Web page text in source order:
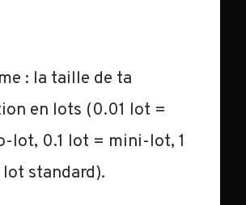
: la taille de ta
en lots (0.01 lot =
lot, 0.1 lot = mini-lot, 1
standard).